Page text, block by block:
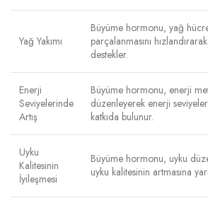
Yağ Yakımı
Büyüme hormonu, yağ
parçalanmasını
destekler.
Enerji
Seviyelerinde
Artış
Büyüme hormonu, enerji
düzenleyerek enerji
katkıda bulunur.
Uyku
Kalitesinin
İyileşmesi
Büyüme hormonu, uyku
uyku kalitesinin artmasına